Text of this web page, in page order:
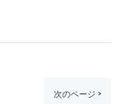
次のページ >